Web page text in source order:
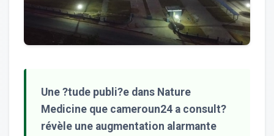
Une ?tude publi?e dans Nature
Medicine que cameroun24 a consult?
révèle une augmentation alarmante